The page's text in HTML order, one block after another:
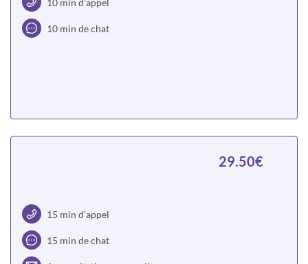
10 min de chat
15 min d’appel
15 min de chat
29.50€